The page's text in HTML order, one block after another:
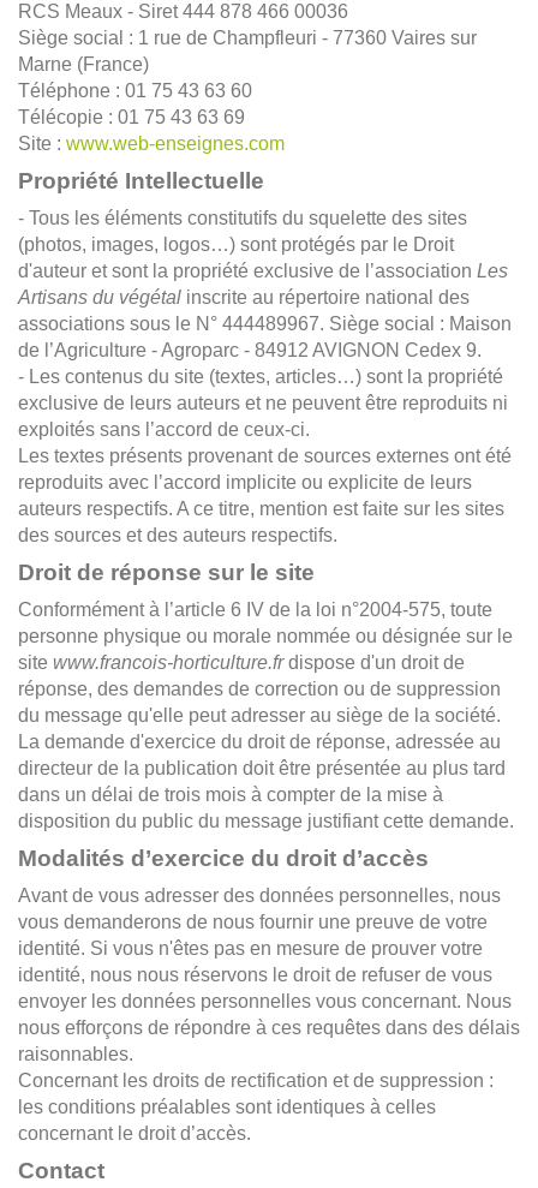
RCS Meaux - Siret 444 878 466 00036
Siège social : 1 rue de Champfleuri - 77360 Vaires sur
Marne (France)
Téléphone : 01 75 43 63 60
Télécopie : 01 75 43 63 69
Site : www.web-enseignes.com
Propriété Intellectuelle
- Tous les éléments constitutifs du squelette des sites
(photos, images, logos…) sont protégés par le Droit
d'auteur et sont la propriété exclusive de l’association Les
Artisans du végétal inscrite au répertoire national des
associations sous le N° 444489967. Siège social : Maison
de l’Agriculture - Agroparc - 84912 AVIGNON Cedex 9.
- Les contenus du site (textes, articles…) sont la propriété
exclusive de leurs auteurs et ne peuvent être reproduits ni
exploités sans l’accord de ceux-ci.
Les textes présents provenant de sources externes ont été
reproduits avec l’accord implicite ou explicite de leurs
auteurs respectifs. A ce titre, mention est faite sur les sites
des sources et des auteurs respectifs.
Droit de réponse sur le site
Conformément à l’article 6 IV de la loi n°2004-575, toute
personne physique ou morale nommée ou désignée sur le
site www.francois-horticulture.frdispose d'un droit de
réponse, des demandes de correction ou de suppression
du message qu'elle peut adresser au siège de la société.
La demande d'exercice du droit de réponse, adressée au
directeur de la publication doit être présentée au plus tard
dans un délai de trois mois à compter de la mise à
disposition du public du message justifiant cette demande.
Modalités d’exercice du droit d’accès
Avant de vous adresser des données personnelles, nous
vous demanderons de nous fournir une preuve de votre
identité. Si vous n'êtes pas en mesure de prouver votre
identité, nous nous réservons le droit de refuser de vous
envoyer les données personnelles vous concernant. Nous
nous efforçons de répondre à ces requêtes dans des délais
raisonnables.
Concernant les droits de rectification et de suppression :
les conditions préalables sont identiques à celles
concernant le droit d’accès.
Contact